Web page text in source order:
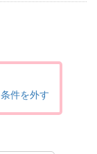
条件を外す